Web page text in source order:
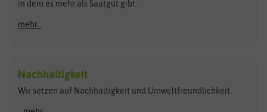
Anzucht & Gartenzubehör
Anzuchtschalen
Heizmatte & Heizkabel
Kokos-Quelltabletten
Zimmergewächshaus
Carl Pabst
Florissa Hortitops
in dem es mehr als Saatgut gibt.
mehr...
Nachhaltigkeit
Wir setzen auf Nachhaltigkeit und Umweltfreundlichkeit.